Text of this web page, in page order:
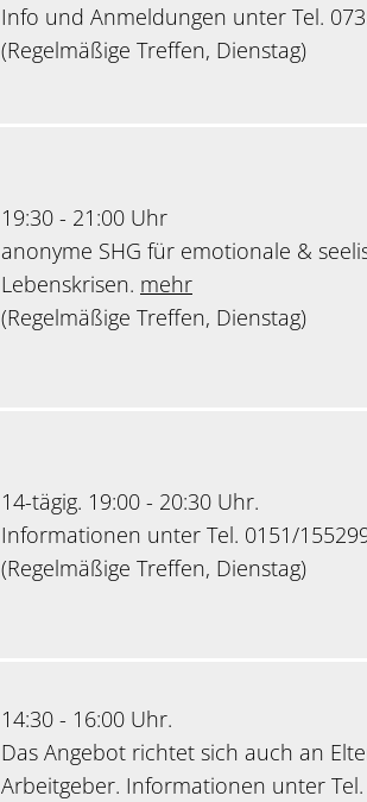
Info und Anmeldungen unter Tel.
(Regelmäßige Treffen, Dienstag)
19:30 - 21:00 Uhr
anonyme SHG für emotionale &
Lebenskrisen. mehr
(Regelmäßige Treffen, Dienstag)
14-tägig. 19:00 - 20:30 Uhr.
Informationen unter Tel. 0151/
(Regelmäßige Treffen, Dienstag)
14:30 - 16:00 Uhr.
Das Angebot richtet sich auch an
Arbeitgeber. Informationen unter Tel.